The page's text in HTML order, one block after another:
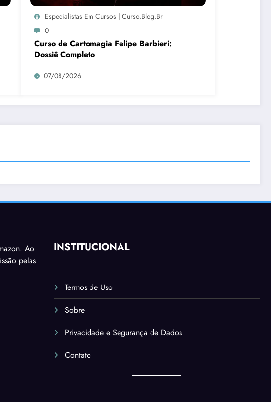
Especialistas Em Cursos | Curso.blog.br
0
Curso de Cartomagia Felipe Barbieri:
Dossiê Completo
07/08/2026
Ao
pelas
INSTITUCIONAL
Termos de Uso
Sobre
Privacidade e Segurança de Dados
Contato